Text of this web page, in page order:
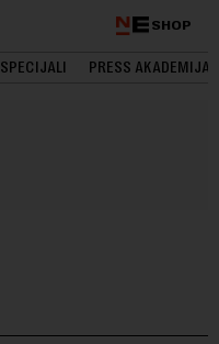
SHOP
SPECIJALI PRESS AKADEMIJA